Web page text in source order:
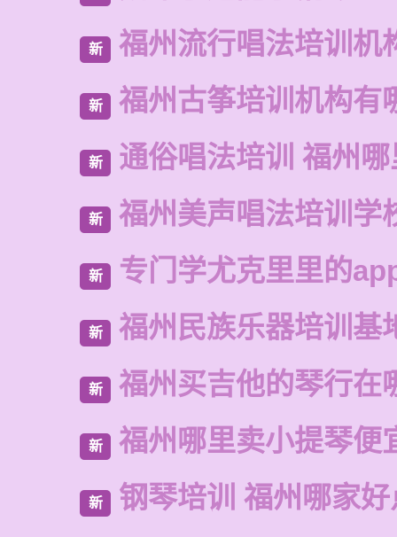
新 福州流行唱法培训机
新 福州古筝培训机构有
新 通俗唱法培训 福州
新 福州美声唱法培训学
新 专门学尤克里里的
新 福州民族乐器培训基
新 福州买吉他的琴行在
新 福州哪里卖小提琴便
新 钢琴培训 福州哪家好